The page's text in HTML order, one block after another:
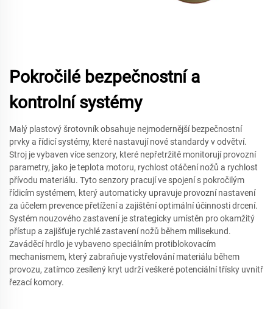
Pokročilé bezpečnostní a
kontrolní systémy
Malý plastový šrotovník obsahuje nejmodernější bezpečnostní
prvky a řídicí systémy, které nastavují nové standardy v odvětví.
Stroj je vybaven více senzory, které nepřetržitě monitorují provozní
parametry, jako je teplota motoru, rychlost otáčení nožů a rychlost
přívodu materiálu. Tyto senzory pracují ve spojení s pokročilým
řídicím systémem, který automaticky upravuje provozní nastavení
za účelem prevence přetížení a zajištění optimální účinnosti drcení.
Systém nouzového zastavení je strategicky umístěn pro okamžitý
přístup a zajišťuje rychlé zastavení nožů během milisekund.
Zaváděcí hrdlo je vybaveno speciálním protiblokovacím
mechanismem, který zabraňuje vystřelování materiálu během
provozu, zatímco zesílený kryt udrží veškeré potenciální třísky uvnitř
řezací komory.